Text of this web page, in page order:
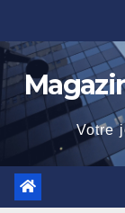
to
content
Votre